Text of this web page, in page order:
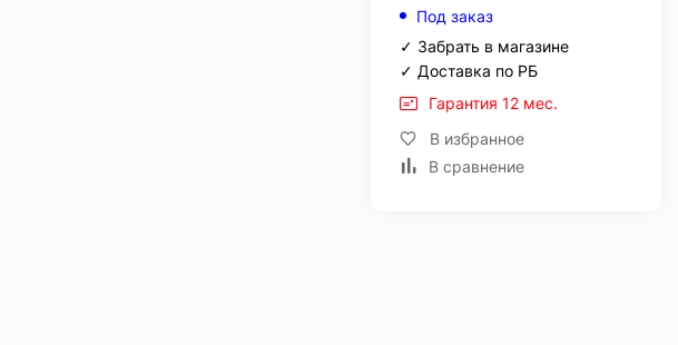
Под заказ
✓ Забрать в магазине
✓ Доставка по РБ
Гарантия 12 мес.
В избранное
В сравнение